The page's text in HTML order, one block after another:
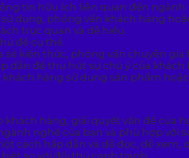
tin hữu ích liên quan đến ngành
dụng, phỏng vấn khách hàng
trực quan và dễ hiểu.
đề cụ thể.
kiến thức, phỏng vấn chuyên
dẫn để thu hút sự chú ý của khách
hàng sử dụng sản phẩm
hàng, giải quyết vấn đề của
nghề của bạn và phù hợp với
cách hấp dẫn và dễ đọc, dễ xem,
so với đối thủ cạnh tranh.